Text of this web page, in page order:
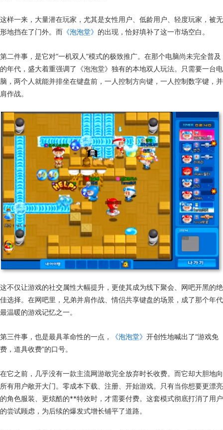
这样一来，大量潜在玩家，尤其是女性用户、低龄用户、轻度玩家，被无
形地挡在了门外。而 《泡泡堂》 的出现，恰好填补了这一市场空白。
第二件事，是它对“一机双人”模式的极致推广。在那个电脑尚未完全普及
的年代，盛大着重强调了《泡泡堂》独有的本地双人玩法。只需要一台电
脑，两个人就能并排坐在键盘前，一人控制方向键，一人控制数字键，并
肩作战。
这不仅让游戏的社交属性大幅提升，更使其成为线下聚会、网吧开黑的绝
佳选择。在网吧里，兄弟并肩作战、情侣共享键盘的场景，成了那个年代
最温暖的游戏记忆之一。
第三件事，也是最具革命性的一点， 《泡泡堂》 开创性地喊出了“游戏免
费，道具收费”的口号。
在它之前，几乎没有一款主流网游敢完全放弃时长收费。而它却大胆地向
所有用户敞开大门。零成本下载、注册、开始游戏。只有当你想要更漂亮
的角色服装、更炫酷的**特效时，才需要付费。这套模式彻底打消了用户
的尝试顾虑，为后续的爆发式增长铺平了道路。